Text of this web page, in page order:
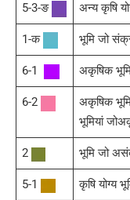
5-3-ङ अन्य कृषि
1-क भूमि जो
6-1 अकृषिक
6-2
अकृषिक
भूमियां
2 भूमि जो
5-1 कृषि योग्य